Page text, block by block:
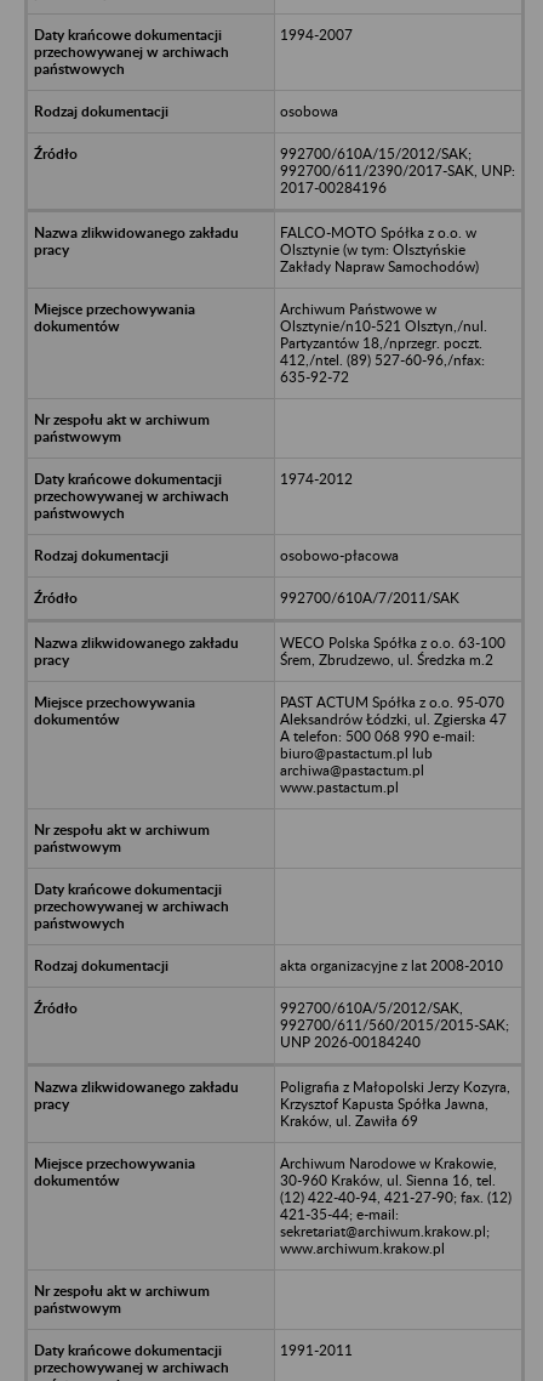
1994-2007
osobowa
992700/610A/15/2012/SAK;
992700/611/2390/2017-SAK, UNP:
2017-00284196
FALCO-MOTO Spółka z o.o. w
Olsztynie (w tym: Olsztyńskie
Zakłady Napraw Samochodów)
Archiwum Państwowe w
Olsztynie/n10-521 Olsztyn,/nul.
Partyzantów 18,/nprzegr. poczt.
412,/ntel. (89) 527-60-96,/nfax:
635-92-72
1974-2012
osobowo-płacowa
992700/610A/7/2011/SAK
WECO Polska Spółka z o.o. 63-100
Śrem, Zbrudzewo, ul. Średzka m.2
PAST ACTUM Spółka z o.o. 95-070
Aleksandrów Łódzki, ul. Zgierska 47
A telefon: 500 068 990 e-mail:
biuro@pastactum.pl lub
archiwa@pastactum.pl
www.pastactum.pl
akta organizacyjne z lat 2008-2010
992700/610A/5/2012/SAK,
992700/611/560/2015/2015-SAK;
UNP 2026-00184240
Poligrafia z Małopolski Jerzy Kozyra,
Krzysztof Kapusta Spółka Jawna,
Kraków, ul. Zawiła 69
Archiwum Narodowe w Krakowie,
30-960 Kraków, ul. Sienna 16, tel.
(12) 422-40-94, 421-27-90; fax. (12)
421-35-44; e-mail:
sekretariat@archiwum.krakow.pl;
www.archiwum.krakow.pl
1991-2011